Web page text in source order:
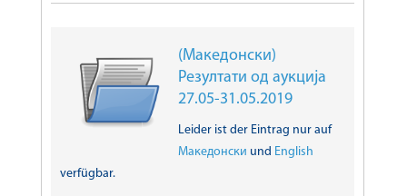
(Македонски)
Резултати од аукција
27.05-31.05.2019
Leider ist der Eintrag nur auf
Македонски und English
verfügbar.